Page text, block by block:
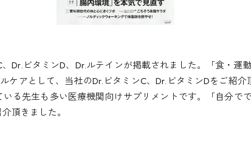
Dr.ビタミンD、Dr.ルテインが掲載されました。「食・運
ケアとして、当社のDr.ビタミンC、Dr.ビタミンDをご紹
いる先生も多い医療機関向けサプリメントです。「自分で
頂きました。